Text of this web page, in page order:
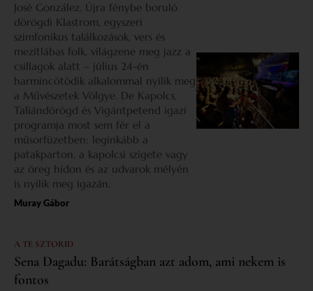
José González. Újra fénybe boruló
dörögdi Klastrom, egyszeri
szimfonikus találkozások, vers és
mezítlábas folk, világzene meg jazz a
csillagok alatt – július 24-én
harmincötödik alkalommal nyílik meg
a Művészetek Völgye. De Kapolcs,
Taliándörögd és Vigántpetend igazi
programja most sem fér el a
műsorfüzetben: leginkább a
patakparton, a kapolcsi szigete vagy
az öreg hídon és az udvarok mélyén
is nyílik meg igazán.
Muray Gábor
A TE SZTORID
Sena Dagadu: Barátságban azt adom, ami nekem is
fontos